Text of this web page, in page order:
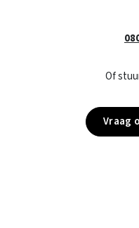
Of
Vraag